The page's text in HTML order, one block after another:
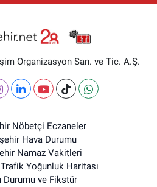
Organizasyon San. ve Tic. A.Ş.
Nöbetçi Eczaneler
Hava Durumu
Namaz Vakitleri
Yoğunluk Haritası
Durumu ve Fikstür